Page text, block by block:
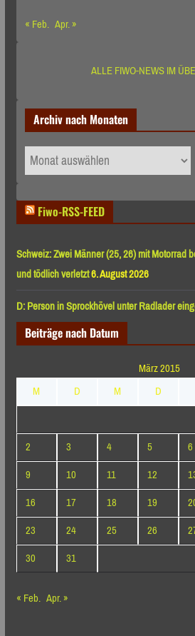
« Feb. Apr. »
ALLE FIWO-NEWS IM
Archiv nach Monaten
Archiv
nach
Fiwo-RSS-FEED
Schweiz: Zwei Männer (25, 26) mit Motorrad
und tödlich verletzt6. August 2026
D: Person in Sprockhövel unter Radlader
Beiträge nach Datum
März 2015
M
D M D
2
3 4 5 6
9
10 11 12
16
17 18 19
23
24 25 26
30
31
« Feb. Apr. »